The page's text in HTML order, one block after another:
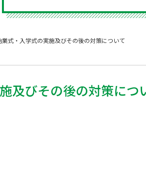
業式・入学式の実施及びその後の対策について
及びその後の対策につ